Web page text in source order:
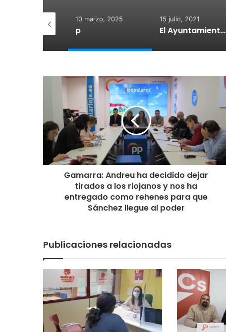
10 marzo, 2025
p
15 julio, 2021
El Ayuntamiento de Calahorra convoca subvenciones para la adquisión de medidores de CO2
Gamarra: Andreu ha decidido dejar
tirados a los riojanos y nos ha
entregado como rehenes para que
Sánchez llegue al poder
Publicaciones relacionadas